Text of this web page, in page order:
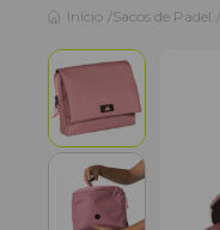
Início Sacos de Padel